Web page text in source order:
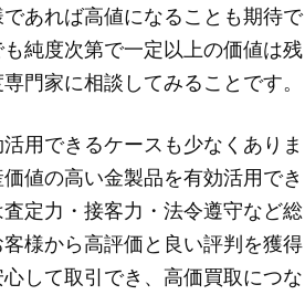
あれば高値になることも期待で
純度次第で一定以上の価値は残
門家に相談してみることです。
用できるケースも少なくありま
値の高い金製品を有効活用でき
定力・接客力・法令遵守など総
様から高評価と良い評判を獲得
して取引でき、高価買取につな